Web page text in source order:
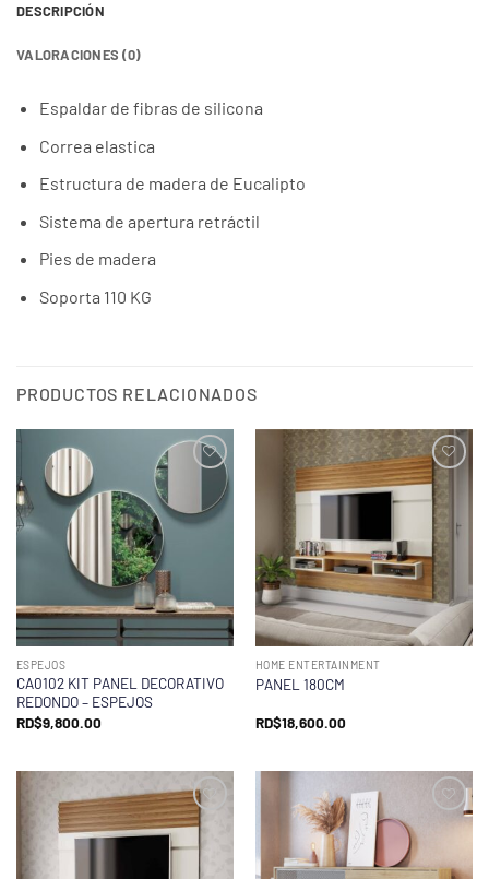
DESCRIPCIÓN
VALORACIONES (0)
Espaldar de fibras de silicona
Correa elastica
Estructura de madera de Eucalipto
Sistema de apertura retráctil
Pies de madera
Soporta 110 KG
PRODUCTOS RELACIONADOS
ESPEJOS
CA0102 KIT PANEL DECORATIVO
REDONDO – ESPEJOS
RD$9,800.00
HOME ENTERTAINMENT
PANEL 180CM
RD$18,600.00